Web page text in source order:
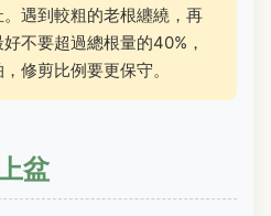
遇到較粗的老根纏繞，再
不要超過總根量的40%，
修剪比例要更保守。
盆